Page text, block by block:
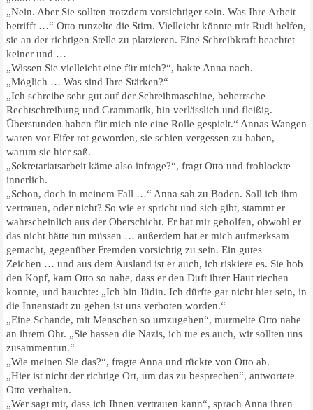
„Nein. Aber Sie sollten trotzdem vorsichtiger sein. Was Ihre Arbeit
betrifft …“ Otto runzelte die Stirn. Vielleicht könnte mir Rudi helfen,
sie an der richtigen Stelle zu platzieren. Eine Schreibkraft beachtet
keiner und …
„Wissen Sie vielleicht eine für mich?“, hakte Anna nach.
„Möglich … Was sind Ihre Stärken?“
„Ich schreibe sehr gut auf der Schreibmaschine, beherrsche
Rechtschreibung und Grammatik, bin verlässlich und fleißig.
Überstunden haben für mich nie eine Rolle gespielt.“ Annas Wangen
waren vor Eifer rot geworden, sie schien vergessen zu haben,
warum sie hier saß.
„Sekretariatsarbeit käme also infrage?“, fragt Otto und frohlockte
innerlich.
„Schon, doch in meinem Fall …“ Anna sah zu Boden. Soll ich ihm
vertrauen, oder nicht? So wie er spricht und sich gibt, stammt er
wahrscheinlich aus der Oberschicht. Er hat mir geholfen, obwohl er
das nicht hätte tun müssen … außerdem hat er mich aufmerksam
gemacht, gegenüber Fremden vorsichtig zu sein. Ein gutes
Zeichen … und aus dem Ausland ist er auch, ich riskiere es. Sie hob
den Kopf, kam Otto so nahe, dass er den Duft ihrer Haut riechen
konnte, und hauchte: „Ich bin Jüdin. Ich dürfte gar nicht hier sein, in
die Innenstadt zu gehen ist uns verboten worden.“
„Eine Schande, mit Menschen so umzugehen“, murmelte Otto nahe
an ihrem Ohr. „Sie hassen die Nazis, ich tue es auch, wir sollten uns
zusammentun.“
„Wie meinen Sie das?“, fragte Anna und rückte von Otto ab.
„Hier ist nicht der richtige Ort, um das zu besprechen“, antwortete
Otto verhalten.
„Wer sagt mir, dass ich Ihnen vertrauen kann“, sprach Anna ihren